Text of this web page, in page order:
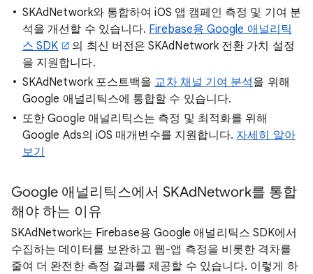
SKAdNetwork와 통합하여 iOS 앱 캠페인 측정 및 기여 분
석을 개선할 수 있습니다. Firebase용 Google 애널리틱
스 SDK
의 최신 버전은 SKAdNetwork 전환 가치 설정
을 지원합니다.
SKAdNetwork 포스트백을 교차 채널 기여 분석을 위해
Google 애널리틱스에 통합할 수 있습니다.
또한 Google 애널리틱스는 측정 및 최적화를 위해
Google Ads의 iOS 매개변수를 지원합니다. 자세히 알아
보기
Google 애널리틱스에서 SKAdNetwork를 통합
해야 하는 이유
SKAdNetwork는 Firebase용 Google 애널리틱스 SDK에서
수집하는 데이터를 보완하고 웹-앱 측정을 비롯한 격차를
줄여 더 완전한 측정 결과를 제공할 수 있습니다. 이렇게 하